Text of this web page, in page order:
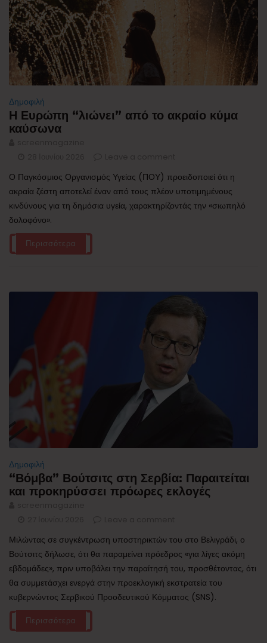
Δημοφιλή
Η Ευρώπη “λιώνει” από το ακραίο κύμα
καύσωνα
Ο Παγκόσμιος Οργανισμός Υγείας (ΠΟΥ) προειδοποιεί ότι η
ακραία ζέστη αποτελεί έναν από τους πλέον υποτιμημένους
κινδύνους για τη δημόσια υγεία, χαρακτηρίζοντάς την «σιωπηλό
δολοφόνο».
Περισσότερα
Δημοφιλή
“Βόμβα” Βούτσιτς στη Σερβία: Παραιτείται
και προκηρύσσει πρόωρες εκλογές
Μιλώντας σε συγκέντρωση υποστηρικτών του στο Βελιγράδι, ο
Βούτσιτς δήλωσε, ότι θα παραμείνει πρόεδρος «για λίγες ακόμη
εβδομάδες», πριν υποβάλει την παραίτησή του, προσθέτοντας, ότι
θα συμμετάσχει ενεργά στην προεκλογική εκστρατεία του
κυβερνώντος Σερβικού Προοδευτικού Κόμματος (SNS).
Περισσότερα